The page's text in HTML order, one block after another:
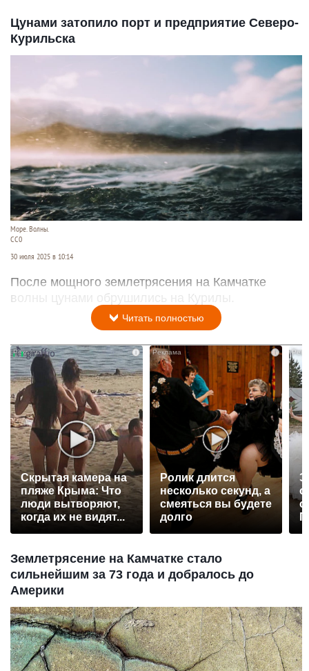
Цунами затопило порт и предприятие Северо-
Курильска
Море. Волны.
СС0
30 июля 2025 в 10:14
После мощного землетрясения на Камчатке
волны цунами обрушились на Курилы.
Читать полностью
i
Скрытая камера на
пляже Крыма: Что
люди вытворяют,
когда их не видят...
Ролик длится
несколько секунд, а
смеяться вы будете
долго
Землетрясение на Камчатке стало
сильнейшим за 73 года и добралось до
Америки